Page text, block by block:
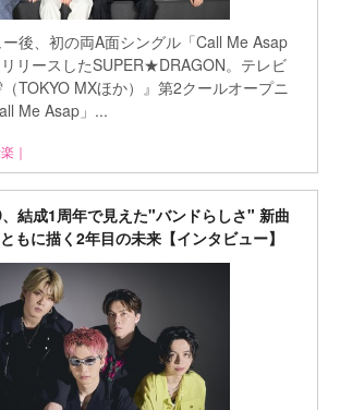
ー後、初の両A面シングル「Call Me Asap
リースしたSUPER★DRAGON。テレビ
TOKYO MXほか）』第2クールオープニ
Me Asap」...
｜
結成1周年で見えた"バンドらしさ" 新曲
もに描く2年目の未来【インタビュー】